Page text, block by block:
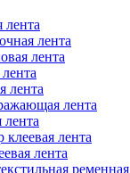
лента
лента
лента
лента
лента
лента
клеевая лента
лента
ременная